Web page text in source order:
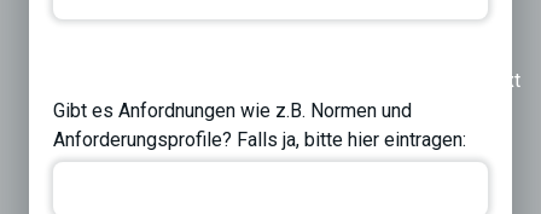
Next
Gibt es Anfordnungen wie z.B. Normen und
Anforderungsprofile? Falls ja, bitte hier eintragen: